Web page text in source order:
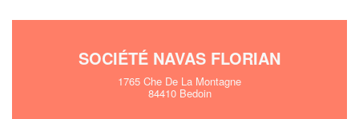
SOCIÉTÉ NAVAS FLORIAN
1765 Che De La Montagne
84410 Bedoin